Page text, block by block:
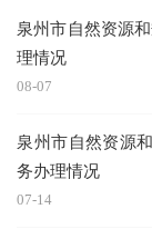
泉州市自然资源
理情况
08-07
泉州市自然资源
务办理情况
07-14